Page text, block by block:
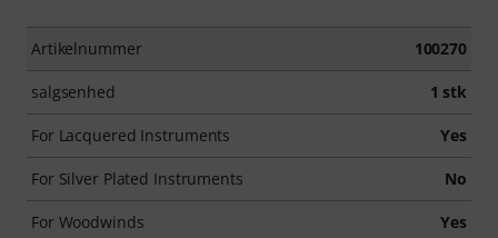
Artikelnummer 100270
salgsenhed 1 stk
For Lacquered Instruments Yes
For Silver Plated Instruments No
For Woodwinds Yes